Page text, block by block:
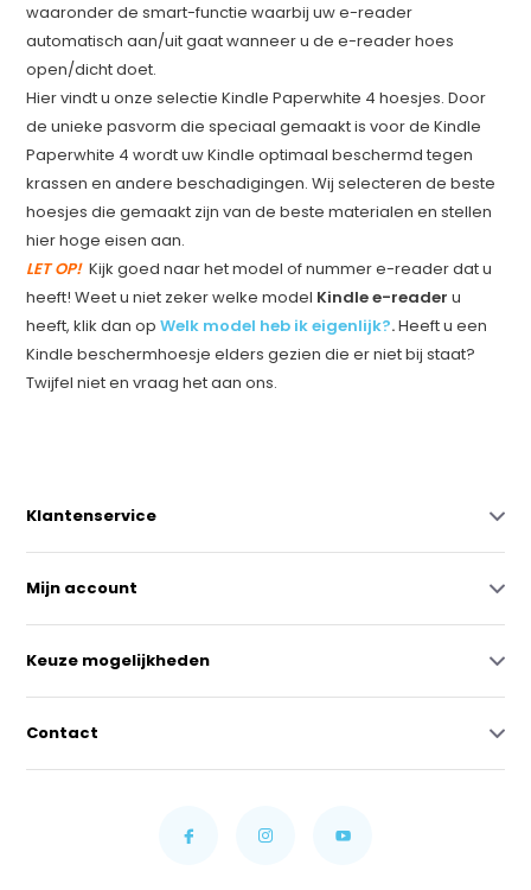
waaronder de smart-functie waarbij uw e-reader
automatisch aan/uit gaat wanneer u de e-reader hoes
open/dicht doet.
Hier vindt u onze selectie Kindle Paperwhite 4 hoesjes. Door
de unieke pasvorm die speciaal gemaakt is voor de Kindle
Paperwhite 4 wordt uw Kindle optimaal beschermd tegen
krassen en andere beschadigingen. Wij selecteren de beste
hoesjes die gemaakt zijn van de beste materialen en stellen
hier hoge eisen aan.
LET OP! Kijk goed naar het model of nummer e-reader dat u
heeft! Weet u niet zeker welke model Kindle e-reader u
heeft, klik dan opWelk model heb ik eigenlijk?.Heeft u een
Kindle beschermhoesje elders gezien die er niet bij staat?
Twijfel niet en vraag het aan ons.
Klantenservice
Mijn account
Keuze mogelijkheden
Contact